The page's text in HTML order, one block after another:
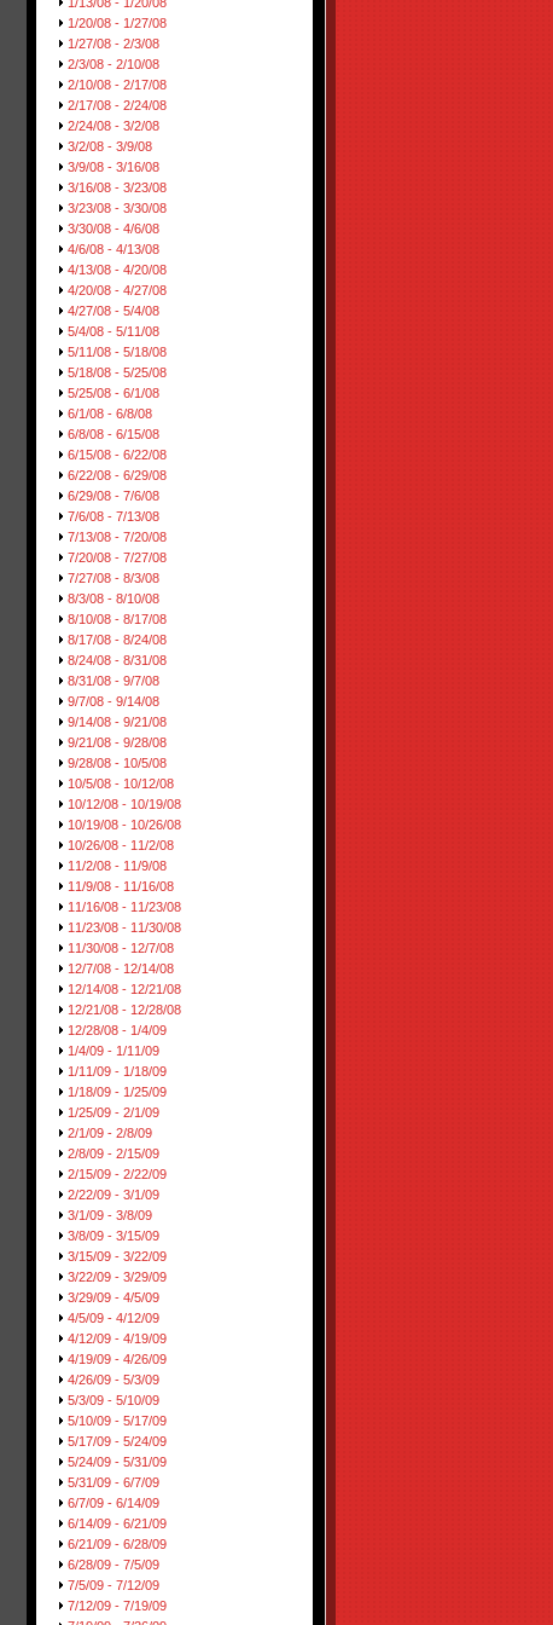
1/20/08 - 1/27/08
1/27/08 - 2/3/08
2/3/08 - 2/10/08
2/10/08 - 2/17/08
2/17/08 - 2/24/08
2/24/08 - 3/2/08
3/2/08 - 3/9/08
3/9/08 - 3/16/08
3/16/08 - 3/23/08
3/23/08 - 3/30/08
3/30/08 - 4/6/08
4/6/08 - 4/13/08
4/13/08 - 4/20/08
4/20/08 - 4/27/08
4/27/08 - 5/4/08
5/4/08 - 5/11/08
5/11/08 - 5/18/08
5/18/08 - 5/25/08
5/25/08 - 6/1/08
6/1/08 - 6/8/08
6/8/08 - 6/15/08
6/15/08 - 6/22/08
6/22/08 - 6/29/08
6/29/08 - 7/6/08
7/6/08 - 7/13/08
7/13/08 - 7/20/08
7/20/08 - 7/27/08
7/27/08 - 8/3/08
8/3/08 - 8/10/08
8/10/08 - 8/17/08
8/17/08 - 8/24/08
8/24/08 - 8/31/08
8/31/08 - 9/7/08
9/7/08 - 9/14/08
9/14/08 - 9/21/08
9/21/08 - 9/28/08
9/28/08 - 10/5/08
10/5/08 - 10/12/08
10/12/08 - 10/19/08
10/19/08 - 10/26/08
10/26/08 - 11/2/08
11/2/08 - 11/9/08
11/9/08 - 11/16/08
11/16/08 - 11/23/08
11/23/08 - 11/30/08
11/30/08 - 12/7/08
12/7/08 - 12/14/08
12/14/08 - 12/21/08
12/21/08 - 12/28/08
12/28/08 - 1/4/09
1/4/09 - 1/11/09
1/11/09 - 1/18/09
1/18/09 - 1/25/09
1/25/09 - 2/1/09
2/1/09 - 2/8/09
2/8/09 - 2/15/09
2/15/09 - 2/22/09
2/22/09 - 3/1/09
3/1/09 - 3/8/09
3/8/09 - 3/15/09
3/15/09 - 3/22/09
3/22/09 - 3/29/09
3/29/09 - 4/5/09
4/5/09 - 4/12/09
4/12/09 - 4/19/09
4/19/09 - 4/26/09
4/26/09 - 5/3/09
5/3/09 - 5/10/09
5/10/09 - 5/17/09
5/17/09 - 5/24/09
5/24/09 - 5/31/09
5/31/09 - 6/7/09
6/7/09 - 6/14/09
6/14/09 - 6/21/09
6/21/09 - 6/28/09
6/28/09 - 7/5/09
7/5/09 - 7/12/09
7/12/09 - 7/19/09